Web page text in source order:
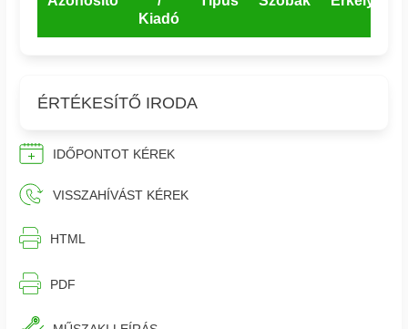
Kiadó
ÉRTÉKESÍTŐ IRODA
IDŐPONTOT KÉREK
VISSZAHÍVÁST KÉREK
⎙︁ HTML
⎙︁ PDF